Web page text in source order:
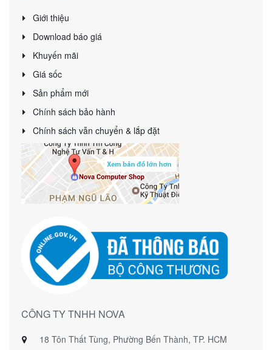
Giới thiệu
Download báo giá
Khuyến mãi
Giá sốc
Sản phẩm mới
Chính sách bảo hành
Chính sách vẫn chuyển & lắp đặt
CÔNG TY TNHH NOVA
18 Tôn Thất Tùng, Phường Bến Thành, TP. HCM